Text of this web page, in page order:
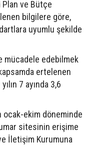
Plan ve Bütçe
bilgilere göre,
uyumlu şekilde
mücadele edebilmek
ertelenen
7 ayında 3,6
ocak-ekim döneminde
sitesinin erişime
İletişim Kurumuna